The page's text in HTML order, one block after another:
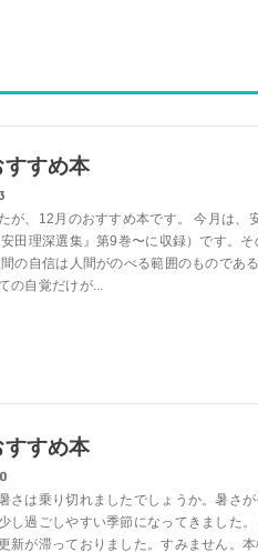
すめ本
が、12月のおすすめ本です。 今月は、
田理深選集』第9巻〜に収録）です。そ
の自信は人間がのべる範囲のものであ
の自覚だけが...
すめ本
さは乗り切れましたでしょうか。暑さ
し過ごしやすい季節になってきました
新が滞っておりました。すみません。